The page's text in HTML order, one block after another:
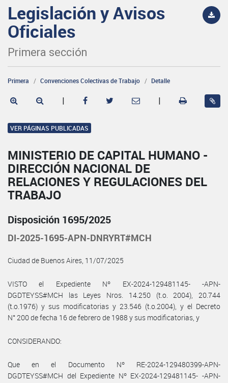
Legislación y Avisos
Oficiales
Primera sección
Primera Convenciones Colectivas de Trabajo Detalle
| |
VER PÁGINAS PUBLICADAS
MINISTERIO DE CAPITAL HUMANO -
DIRECCIÓN NACIONAL DE
RELACIONES Y REGULACIONES DEL
TRABAJO
Disposición 1695/2025
DI-2025-1695-APN-DNRYRT#MCH
Ciudad de Buenos Aires, 11/07/2025
VISTO el Expediente Nº EX-2024-129481145- -APN-
DGDTEYSS#MCH las Leyes Nros. 14.250 (t.o. 2004), 20.744
(t.o.1976) y sus modificatorias y 23.546 (t.o.2004), y el Decreto
N° 200 de fecha 16 de febrero de 1988 y sus modificatorias, y
CONSIDERANDO:
Que en el Documento Nº RE-2024-129480399-APN-
DGDTEYSS#MCH del Expediente Nº EX-2024-129481145- -APN-